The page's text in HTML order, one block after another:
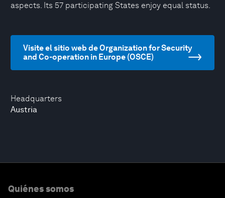
Headquarters
Austria
aspects. Its 57 participating States enjoy equal status.
Visite el sitio web de Organization for Security
and Co-operation in Europe (OSCE)
Quiénes somos